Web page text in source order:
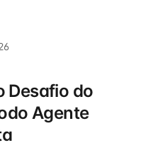
Desafio do
Agente